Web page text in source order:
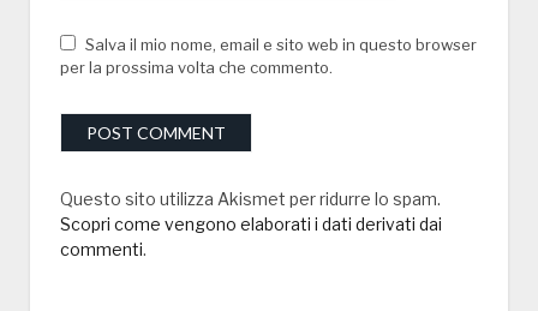
Salva il mio nome, email e sito web in questo browser
per la prossima volta che commento.
Questo sito utilizza Akismet per ridurre lo spam.
Scopri come vengono elaborati i dati derivati dai
commenti.